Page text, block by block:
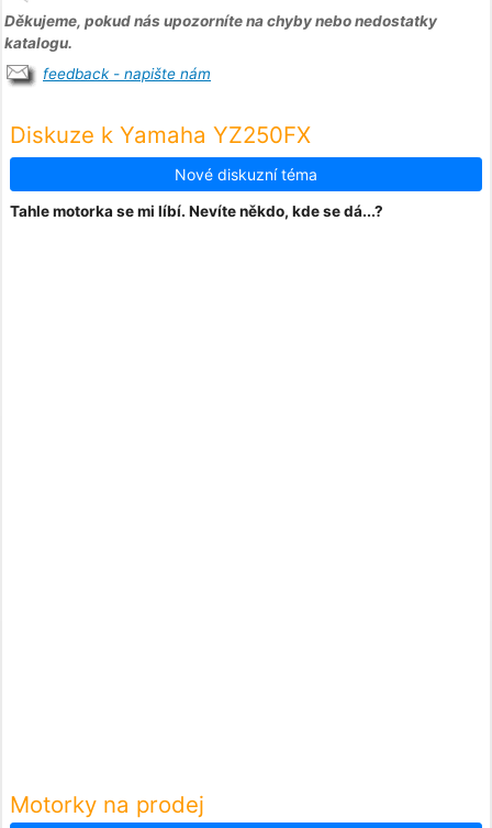
Děkujeme, pokud nás upozorníte na chyby nebo nedostatky
katalogu.
feedback - napište nám
Diskuze k Yamaha YZ250FX
Nové diskuzní téma
Tahle motorka se mi líbí. Nevíte někdo, kde se dá...?
Motorky na prodej